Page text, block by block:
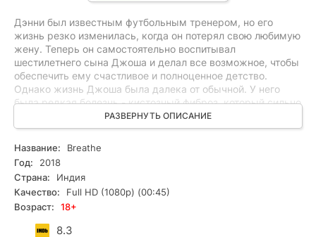
Дэнни был известным футбольным тренером, но его
жизнь резко изменилась, когда он потерял свою любимую
жену. Теперь он самостоятельно воспитывал
шестилетнего сына Джоша и делал все возможное, чтобы
обеспечить ему счастливое и полноценное детство.
Однако жизнь Джоша была далека от обычной. У него
была редкая болезнь - кистозный фиброз, который сильно
осложнял его дыхание. Уже сейчас он стоял четвертым в
очереди на пересадку легких, но с каждым днем время
на исходе. Дэнни был готов на все, чтобы спасти своего
обратился ко всем возможным источникам помощи и
поддержки. Дэнни весь свободный час посвящал поиску
спонсоров, организации благотворительных акций, сбору
донорской крови. Он писал письма, чтобы привлечь
внимание общественности и привлечь средства для
РАЗВЕРНУТЬ ОПИСАНИЕ
Название:
Breathe
Год:
2018
Страна:
Индия
Качество:
Full HD (1080p) (00:45)
Возраст:
18+
8.3